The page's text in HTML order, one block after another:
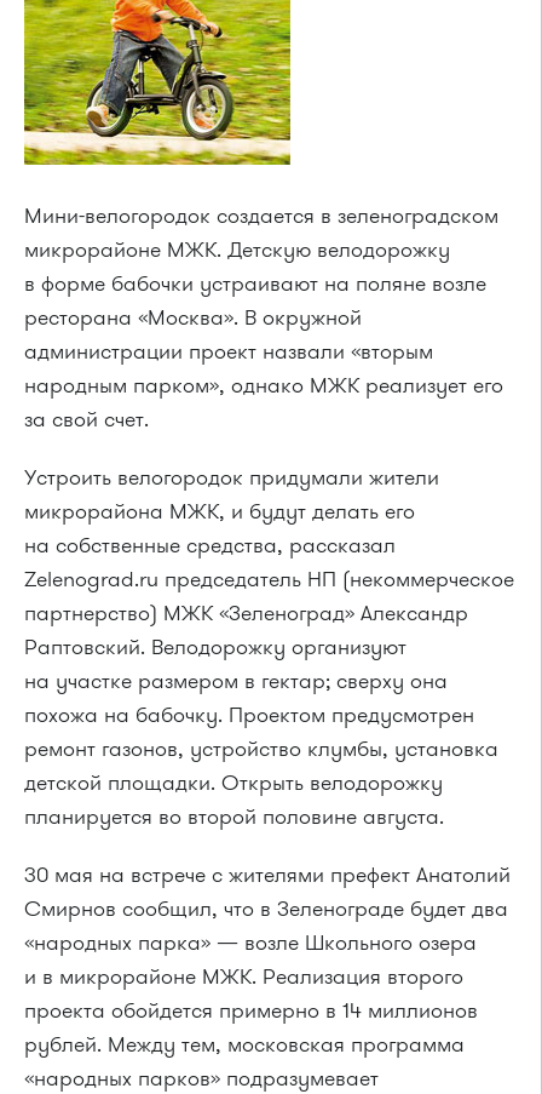
Мини-велогородок создается в зеленоградском
микрорайоне МЖК. Детскую велодорожку
в форме бабочки устраивают на поляне возле
ресторана «Москва». В окружной
администрации проект назвали «вторым
народным парком», однако МЖК реализует его
за свой счет.
Устроить велогородок придумали жители
микрорайона МЖК, и будут делать его
на собственные средства, рассказал
Zelenograd.ru председатель НП (некоммерческое
партнерство) МЖК «Зеленоград» Александр
Раптовский. Велодорожку организуют
на участке размером в гектар; сверху она
похожа на бабочку. Проектом предусмотрен
ремонт газонов, устройство клумбы, установка
детской площадки. Открыть велодорожку
планируется во второй половине августа.
30 мая на встрече с жителями префект Анатолий
Смирнов сообщил, что в Зеленограде будет два
«народных парка» — возле Школьного озера
и в микрорайоне МЖК. Реализация второго
проекта обойдется примерно в 14 миллионов
рублей. Между тем, московская программа
«народных парков» подразумевает